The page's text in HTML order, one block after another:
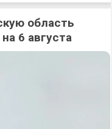
область
6 августа